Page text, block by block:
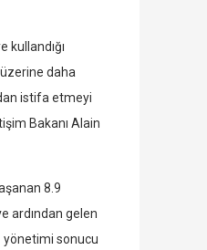
kullandığı
üzerine daha
istifa etmeyi
Bakanı Alain
8.9
ardından gelen
sonucu